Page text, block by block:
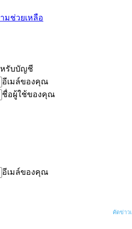
มช่วยเหลือ
หรับบัญชี
อีเมล์ของคุณ
ชื่อผู้ใช้ของคุณ
อีเมล์ของคุณ
คัดข่าว